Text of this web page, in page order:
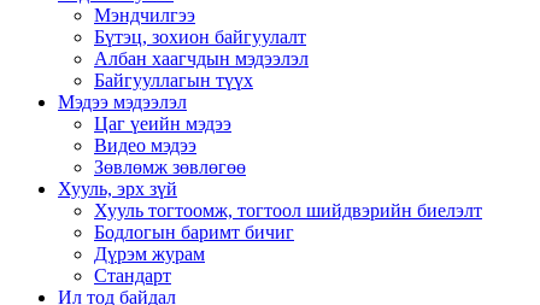
Мэндчилгээ
Бүтэц, зохион байгуулалт
Албан хаагчдын мэдээлэл
Байгууллагын түүх
Мэдээ мэдээлэл
Цаг үеийн мэдээ
Видео мэдээ
Зөвлөмж зөвлөгөө
Хууль, эрх зүй
Хууль тогтоомж, тогтоол шийдвэрийн биелэлт
Бодлогын баримт бичиг
Дүрэм журам
Стандарт
Ил тод байдал